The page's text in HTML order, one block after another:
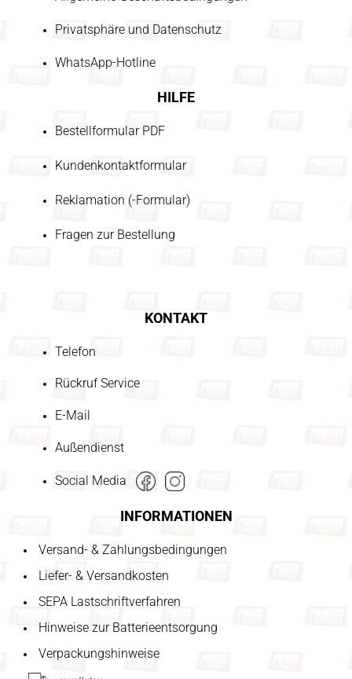
Privatsphäre und Datenschutz
WhatsApp-Hotline
HILFE
Bestellformular PDF
Kundenkontaktformular
Reklamation (-Formular)
Fragen zur Bestellung
KONTAKT
Telefon
Rückruf Service
E-Mail
Außendienst
Social Media
INFORMATIONEN
Versand- & Zahlungsbedingungen
Liefer- & Versandkosten
SEPA Lastschriftverfahren
Hinweise zur Batterieentsorgung
Verpackungshinweise